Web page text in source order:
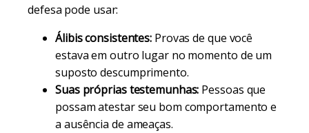
defesa pode usar:
Álibis consistentes: Provas de que você
estava em outro lugar no momento de um
suposto descumprimento.
Suas próprias testemunhas: Pessoas que
possam atestar seu bom comportamento e
a ausência de ameaças.